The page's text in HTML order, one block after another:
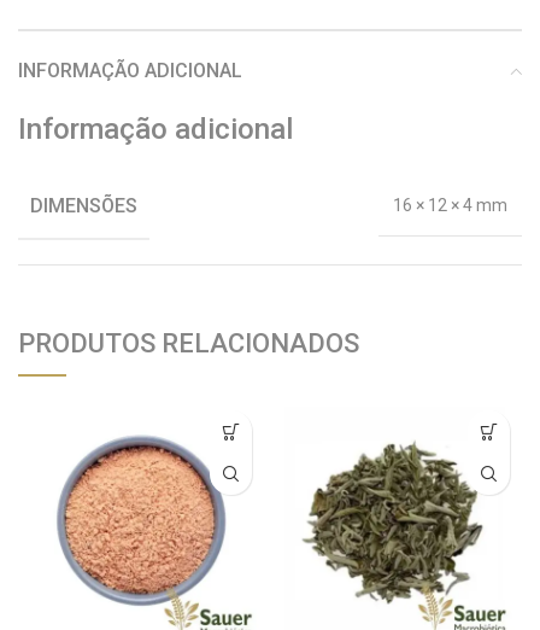
INFORMAÇÃO ADICIONAL
Informação adicional
DIMENSÕES 16 × 12 × 4 mm
PRODUTOS RELACIONADOS